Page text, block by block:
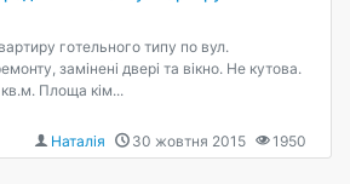
готельного типу по вул.
замінені двері та вікно. Не кутова.
Площа кім...
1950
30 жовтня 2015
Наталія